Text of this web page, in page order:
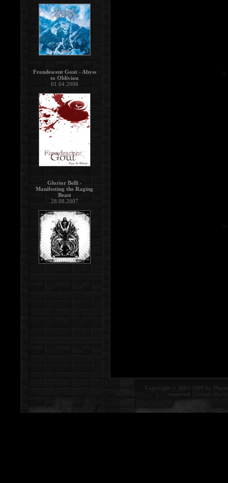
Copyright © 2005-2009 by
reserved. Contact:
Frondescent Gout - Abyss
to Oblivion
01.04.2006
Glorior Belli -
Manifesting the Raging
Beast
28.08.2007